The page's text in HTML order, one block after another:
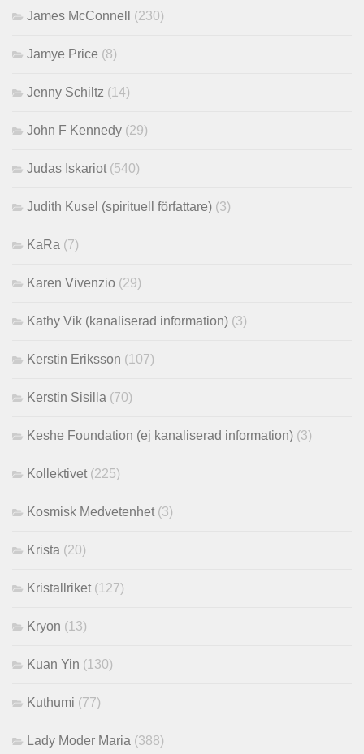
James McConnell (230)
Jamye Price (8)
Jenny Schiltz (14)
John F Kennedy (29)
Judas Iskariot (540)
Judith Kusel (spirituell författare) (3)
KaRa (7)
Karen Vivenzio (29)
Kathy Vik (kanaliserad information) (3)
Kerstin Eriksson (107)
Kerstin Sisilla (70)
Keshe Foundation (ej kanaliserad information) (3)
Kollektivet (225)
Kosmisk Medvetenhet (3)
Krista (20)
Kristallriket (127)
Kryon (13)
Kuan Yin (130)
Kuthumi (77)
Lady Moder Maria (388)